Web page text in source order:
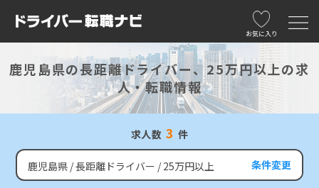
お気に入り
鹿児島県の長距離ドライバー、25万円以上の求
人・転職情報
求人数 3 件
鹿児島県 長距離ドライバー 25万円以上 条件変更